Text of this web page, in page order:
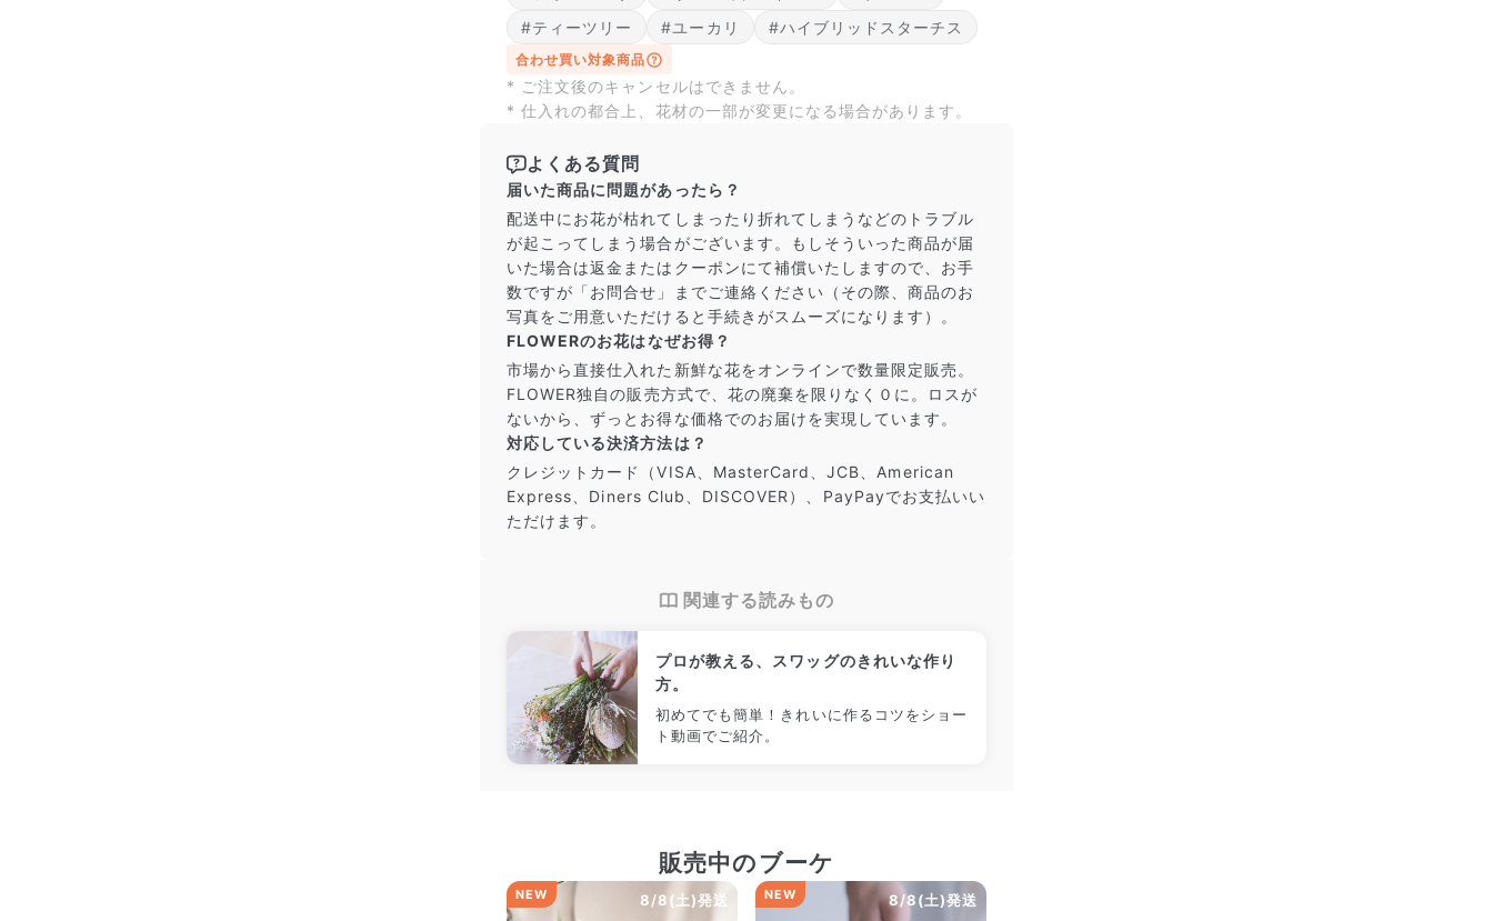
もし届いたお花に「枯れている」「折れている」などの不備が
あった場合は、些細なことでもお気軽にサポートまでご連絡く
ださい。ご返金にて補償いたします。
写真と同じものが届く？
商品ページに掲載している写真は、実際にお届けする商品を撮
影したものです。お花は生き物なので、どうしても色味やサイ
ズ・咲き方に個体差はありますが、できるだけ写真のイメージ
に近いものをお届けできるように人の目でチェックをしていま
よくある質問
#ティーツリー
#ユーカリ #ハイブリッドスターチス
合わせ買い対象商品
* ご注文後のキャンセルはできません。
* 仕入れの都合上、花材の一部が変更になる場合があります。
よくある質問
届いた商品に問題があったら？
配送中にお花が枯れてしまったり折れてしまうなどのトラブル
が起こってしまう場合がございます。もしそういった商品が届
いた場合は返金またはクーポンにて補償いたしますので、お手
数ですが「お問合せ」までご連絡ください（その際、商品のお
写真をご用意いただけると手続きがスムーズになります）。
FLOWERのお花はなぜお得？
市場から直接仕入れた新鮮な花をオンラインで数量限定販売。
FLOWER独自の販売方式で、花の廃棄を限りなく０に。ロスが
ないから、ずっとお得な価格でのお届けを実現しています。
対応している決済方法は？
クレジットカード（VISA、MasterCard、JCB、American
Express、Diners Club、DISCOVER）、PayPayでお支払いい
ただけます。
関連する読みもの
プロが教える、スワッグのきれいな作り
方。
初めてでも簡単！きれいに作るコツをショー
ト動画でご紹介。
販売中のブーケ
8/8(土)発送
NEW 8/8(土)発送
NEW